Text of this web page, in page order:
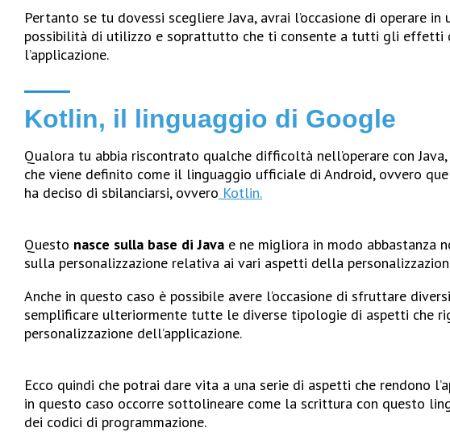
Pertanto se tu dovessi scegliere Java, avrai l’occasione di operare
possibilità di utilizzo e soprattutto che ti consente a tutti gli effetti
l’applicazione.
Kotlin, il linguaggio di Google
Qualora tu abbia riscontrato qualche difficoltà nell’operare con
che viene definito come il linguaggio ufficiale di Android, ovvero
ha deciso di sbilanciarsi, ovvero Kotlin.
Questo nasce sulla base di Java e ne migliora in modo
sulla personalizzazione relativa ai vari aspetti della
Anche in questo caso è possibile avere l’occasione di sfruttare
semplificare ulteriormente tutte le diverse tipologie di aspetti che
personalizzazione dell’applicazione.
Ecco quindi che potrai dare vita a una serie di aspetti che rendono
in questo caso occorre sottolineare come la scrittura con questo
dei codici di programmazione.